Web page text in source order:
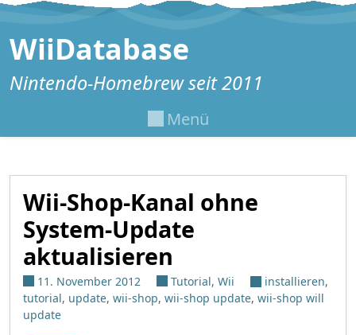
Zum Inhalt springen
WiiDatabase
Nintendo-Homebrew seit 2011
Menü
Wii-Shop-Kanal ohne
System-Update
aktualisieren
11. November 2012 Tutorial, Wii installieren,
tutorial, update, wii-shop, wii-shop update, wii-shop will
update